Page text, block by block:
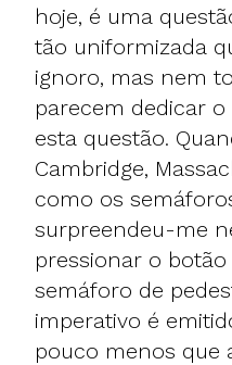
hoje, é uma
tão uniformizada
ignoro, mas nem
parecem dedicar
esta questão.
Cambridge,
como os
surpreendeu-me
pressionar o botão
semáforo de
imperativo é
pouco menos que